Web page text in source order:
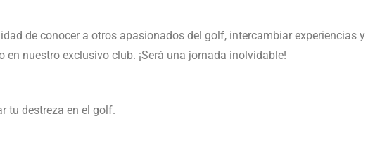
de conocer a otros apasionados del golf, intercambiar experiencias
en nuestro exclusivo club. ¡Será una jornada inolvidable!
tu destreza en el golf.